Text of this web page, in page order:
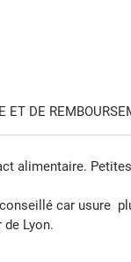
ET DE
alimentaire.
car usure
Lyon.